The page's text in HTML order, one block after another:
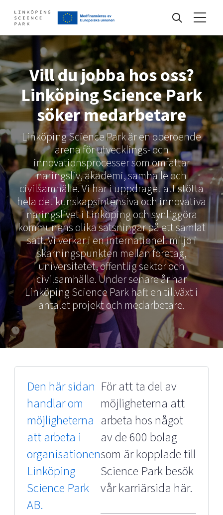
Events
Find your network
Artificial intelligence
Cybersecurity
Internet of Things
Manufacturing industries
Global talent
Visual technologies
Shaping cities and regions
Bright East
East Sweden Tech Women
Reversed mentorship
Current offers and activities
Develop your company
Upgrade your skills & master new ones
Tech startups
Upscaling
Talent & skills
Startup & industry collaboration
Offers to boost your business
Funding opportunities
About
Our story, mission & vision
Our community of companies
Projects
Publications
Project toolbox
Our clusters
40 years anniversary
Today's lunch in Mjärdevi
Vill du jobba hos oss?
Linköping Science Park
söker medarbetare
Linköping Science Park är en oberoende
arena för utvecklings- och
innovationsprocesser som omfattar
näringsliv, akademi, samhälle och
civilsamhälle. Vi har i uppdraget att stötta
hela det kunskapsintensiva och innovativa
näringslivet i Linköping och synliggöra
kommunens olika satsningar på ett samlat
sätt. Vi verkar i en internationell miljö i
skärningspunkten mellan företag,
universitetet, offentlig sektor och
civilsamhälle. Under senare år har
Linköping Science Park haft en tillväxt i
antalet projekt och medarbetare.
Den här sidan
handlar om
möjligheterna
att arbeta i
organisationen
Linköping
Science Park
AB.
För att ta del av
möjligheterna att
arbeta hos något
av de 600 bolag
som är kopplade till
Science Park besök
vår karriärsida här.